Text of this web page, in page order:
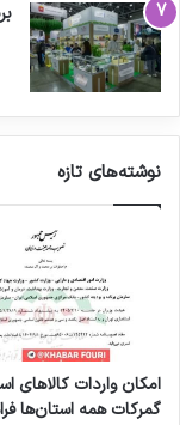
نوشته‌های تازه
امکان واردات کالاهای
گمرکات همه استان‌ها